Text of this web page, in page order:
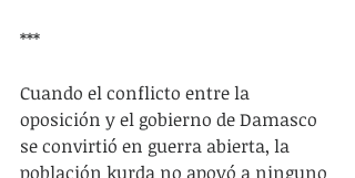
***
Cuando el conflicto entre la
oposición y el gobierno de Damasco
se convirtió en guerra abierta, la
población kurda no apoyó a ninguno